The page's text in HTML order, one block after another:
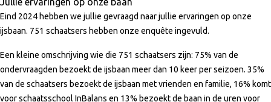
Eind 2024 hebben we jullie gevraagd naar jullie ervaringen op onze
ijsbaan. 751 schaatsers hebben onze enquête ingevuld.
Een kleine omschrijving wie die 751 schaatsers zijn: 75% van de
ondervraagden bezoekt de ijsbaan meer dan 10 keer per seizoen. 35%
van de schaatsers bezoekt de ijsbaan met vrienden en familie, 16% komt
voor schaatsschool InBalans en 13% bezoekt de baan in de uren voor